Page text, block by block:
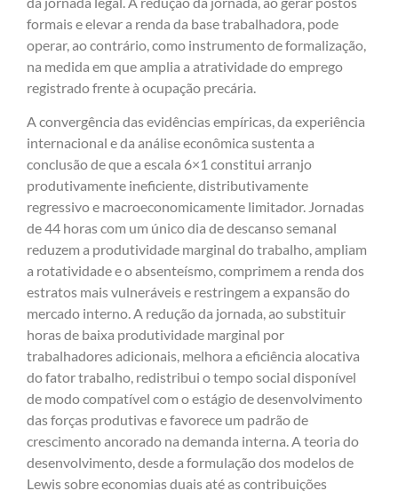
formais e elevar a renda da base trabalhadora, pode
operar, ao contrário, como instrumento de formalização,
na medida em que amplia a atratividade do emprego
registrado frente à ocupação precária.
A convergência das evidências empíricas, da experiência
internacional e da análise econômica sustenta a
conclusão de que a escala 6×1 constitui arranjo
produtivamente ineficiente, distributivamente
regressivo e macroeconomicamente limitador. Jornadas
de 44 horas com um único dia de descanso semanal
reduzem a produtividade marginal do trabalho, ampliam
a rotatividade e o absenteísmo, comprimem a renda dos
estratos mais vulneráveis e restringem a expansão do
mercado interno. A redução da jornada, ao substituir
horas de baixa produtividade marginal por
trabalhadores adicionais, melhora a eficiência alocativa
do fator trabalho, redistribui o tempo social disponível
de modo compatível com o estágio de desenvolvimento
das forças produtivas e favorece um padrão de
crescimento ancorado na demanda interna. A teoria do
desenvolvimento, desde a formulação dos modelos de
Lewis sobre economias duais até as contribuições